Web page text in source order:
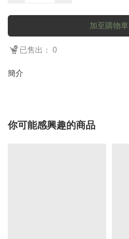
加至購物車
已售出： 0
簡介
你可能感興趣的商品